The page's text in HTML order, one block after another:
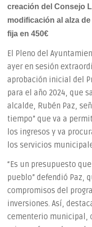
creación del Consejo
modificación al alza
fija en 450€
El Pleno del
ayer en sesión
aprobación inicial del
para el año 2024, que
alcalde, Rubén Paz,
tiempo” que va a
los ingresos y va
los servicios
“Es un presupuesto
pueblo” defendió Paz,
compromisos del
inversiones. Así,
cementerio municipal,